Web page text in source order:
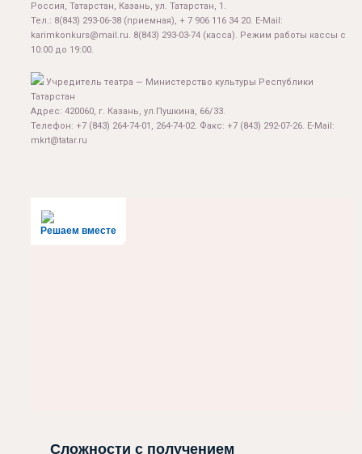
Россия, Татарстан, Казань, ул. Татарстан, 1.
Тел.: 8(843) 293-06-38 (приемная), + 7 906 116 34 20. E-Mail:
karimkonkurs@mail.ru. 8(843) 293-03-74 (касса). Режим работы кассы с
10:00 до 19:00.
Учредитель театра — Министерство культуры Республики
Татарстан
Адрес: 420060, г. Казань, ул.Пушкина, 66/33.
Телефон: +7 (843) 264-74-01, 264-74-02. Факс: +7 (843) 292-07-26. E-Mail:
mkrt@tatar.ru
Решаем вместе
Сложности с получением